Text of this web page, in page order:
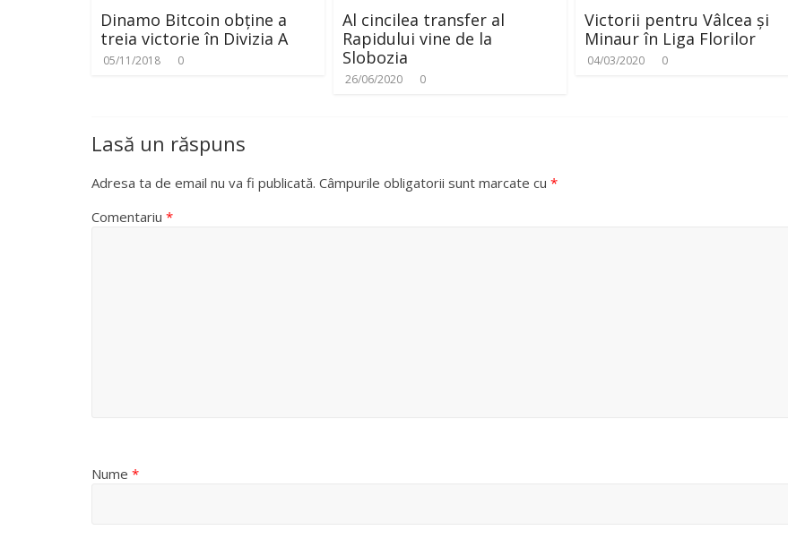
Dinamo Bitcoin obține a
treia victorie în Divizia A
05/11/2018 0
Al cincilea transfer al
Rapidului vine de la
Slobozia
26/06/2020 0
Victorii pentru Vâlcea și
Minaur în Liga Florilor
04/03/2020 0
Lasă un răspuns
Adresa ta de email nu va fi publicată. Câmpurile obligatorii sunt marcate cu *
Comentariu *
Nume *